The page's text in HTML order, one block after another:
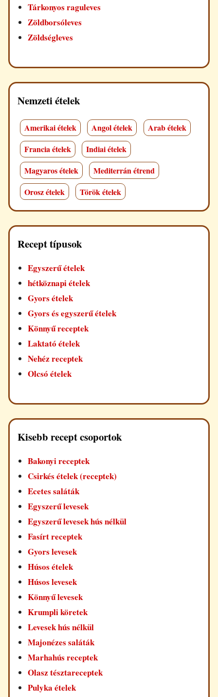
Tárkonyos raguleves
Zöldborsóleves
Zöldségleves
Nemzeti ételek
Amerikai ételek Angol ételek
Arab ételek
Francia ételek
Indiai ételek
Magyaros ételek
Mediterrán étrend
Orosz ételek
Török ételek
Recept típusok
Egyszerű ételek
hétköznapi ételek
Gyors ételek
Gyors és egyszerű ételek
Könnyű receptek
Laktató ételek
Nehéz receptek
Olcsó ételek
Kisebb recept csoportok
Bakonyi receptek
Csirkés ételek (receptek)
Ecetes saláták
Egyszerű levesek
Egyszerű levesek hús nélkül
Fasírt receptek
Gyors levesek
Húsos ételek
Húsos levesek
Könnyű levesek
Krumpli köretek
Levesek hús nélkül
Majonézes saláták
Marhahús receptek
Olasz tésztareceptek
Pulyka ételek